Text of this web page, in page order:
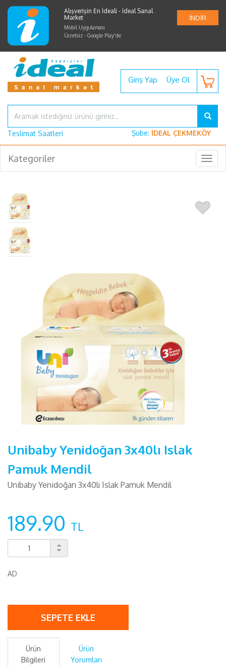
Alışverişin En İdeali - İdeal Sanal
Market
Mobil Uygulaması
Ücretsiz - Google Play'de
İNDİR
Giriş Yap Üye Ol
Teslimat Saatleri Şube: İDEAL ÇEKMEKÖY
Kategoriler
Unibaby Yenidoğan 3x40lı Islak
Pamuk Mendil
Unibaby Yenidoğan 3x40lı Islak Pamuk Mendil
189.90 TL
AD
SEPETE EKLE
Ürün
Bilgileri
Ürün
Yorumları